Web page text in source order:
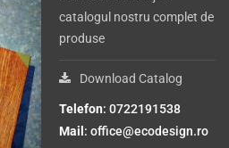
catalogul nostru complet de
produse
Download Catalog
Telefon: 0722191538
Mail : office@ecodesign.ro